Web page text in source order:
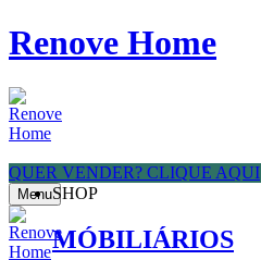
Renove Home
SHOP
MÓBILIÁRIOS
QUER VENDER? CLIQUE AQUI
Menu